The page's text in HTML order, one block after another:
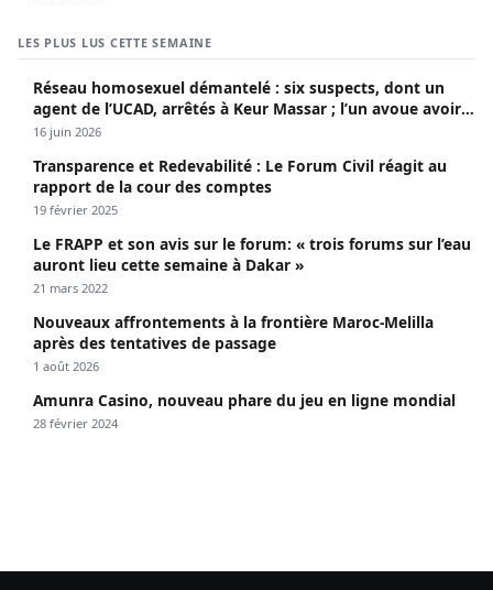
LES PLUS LUS CETTE SEMAINE
Réseau homosexuel démantelé : six suspects, dont un
agent de l’UCAD, arrêtés à Keur Massar ; l’un avoue avoir
propagé le VIH depuis 2018
16 juin 2026
Transparence et Redevabilité : Le Forum Civil réagit au
rapport de la cour des comptes
19 février 2025
Le FRAPP et son avis sur le forum: « trois forums sur l’eau
auront lieu cette semaine à Dakar »
21 mars 2022
Nouveaux affrontements à la frontière Maroc-Melilla
après des tentatives de passage
1 août 2026
Amunra Casino, nouveau phare du jeu en ligne mondial
28 février 2024